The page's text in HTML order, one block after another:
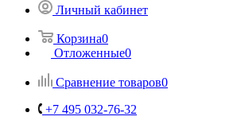
Личный кабинет
Корзина0
Отложенные0
Сравнение товаров0
+7 495 032-76-32